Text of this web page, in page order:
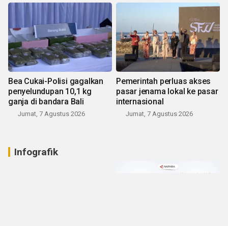
Bea Cukai-Polisi gagalkan
penyelundupan 10,1 kg
ganja di bandara Bali
Jumat, 7 Agustus 2026
Pemerintah perluas akses
pasar jenama lokal ke pasar
internasional
Jumat, 7 Agustus 2026
Infografik